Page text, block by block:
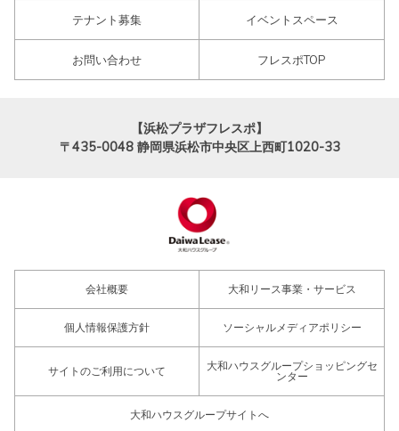
テナント募集 イベントスペース
お問い合わせ フレスポTOP
【浜松プラザフレスポ】
〒435-0048 静岡県浜松市中央区上西町1020-33
会社概要 大和リース事業・サービス
個人情報保護方針 ソーシャルメディアポリシー
サイトのご利用について
大和ハウスグループショッピングセ
ンター
大和ハウスグループサイトへ